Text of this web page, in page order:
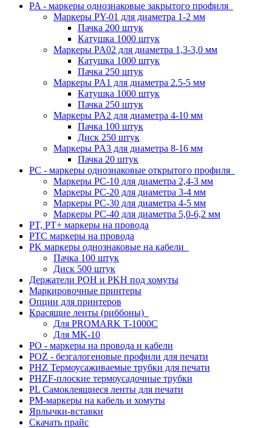
PA - маркеры однознаковые закрытого профиля
Маркеры PY-01 для диаметра 1-2 мм
Пачка 200 штук
Катушка 1000 штук
Маркеры PA02 для диаметра 1,3-3,0 мм
Катушка 1000 штук
Пачка 250 штук
Маркеры PA1 для диаметра 2.5-5 мм
Катушка 1000 штук
Пачка 250 штук
Маркеры PA2 для диаметра 4-10 мм
Пачка 100 штук
Диск 250 штук
Маркеры PA3 для диаметра 8-16 мм
Пачка 20 штук
PC - маркеры однознаковые открытого профиля
Маркеры PC-10 для диаметра 2,4-3 мм
Маркеры PC-20 для диаметра 3-4 мм
Маркеры PC-30 для диаметра 4-5 мм
Маркеры PC-40 для диаметра 5,0-6,2 мм
PT, PT+ маркеры на провода
PTC маркеры на провода
PK маркеры однознаковые на кабели
Пачка 100 штук
Диск 500 штук
Держатели POH и PKH под хомуты
Маркировочные принтеры
Опции для принтеров
Красящие ленты (риббоны)
Для PROMARK T-1000C
Для MK-10
PO - маркеры на провода и кабели
POZ - безгалогеновые профили для печати
PHZ Термоусаживаемые трубки для печати
PHZF-плоские термоусадочные трубки
PL Самоклеящиеся ленты для печати
PM-маркеры на кабель и хомуты
Ярлычки-вставки
Скачать прайс